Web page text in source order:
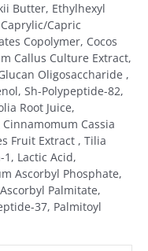
Butter, Ethylhexyl
Capric
Copolymer, Cocos
Callus Culture Extract,
Oligosaccharide ,
Sh-Polypeptide-82,
Root Juice,
Cassia
Fruit Extract , Tilia
Lactic Acid,
Ascorbyl Phosphate,
Palmitate,
37, Palmitoyl